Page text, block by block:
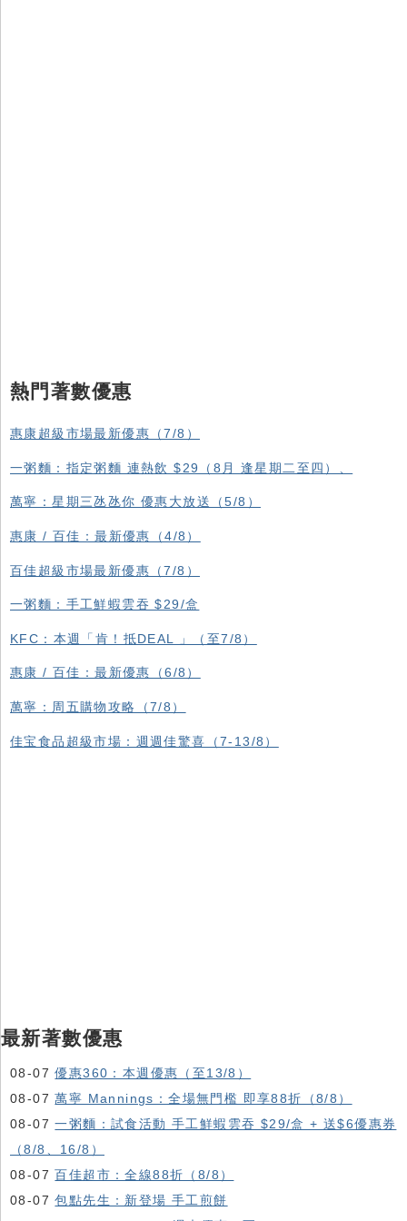
熱門著數優惠
惠康超級市場最新優惠（7/8）
一粥麵：指定粥麵 連熱飲 $29（8月 逢星期二至四）、
萬寧：星期三氹氹你 優惠大放送（5/8）
惠康 / 百佳：最新優惠（4/8）
百佳超級市場最新優惠（7/8）
一粥麵：手工鮮蝦雲吞 $29/盒
KFC ：本週「肯！抵DEAL 」（至7/8）
惠康 / 百佳：最新優惠（6/8）
萬寧：周五購物攻略（7/8）
佳宝食品超級市場：週週佳驚喜（7-13/8）
最新著數優惠
08-07優惠360：本週優惠（至13/8）
08-07萬寧 Mannings：全場無門檻 即享88折（8/8）
08-07一粥麵：試食活動 手工鮮蝦雲吞 $29/盒 + 送$6優惠券
（8/8、16/8）
08-07百佳超市：全線88折（8/8）
08-07包點先生：新登場 手工煎餅